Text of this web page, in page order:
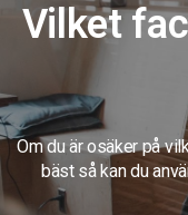
Vilket
Om du är osäker på
bäst så kan du